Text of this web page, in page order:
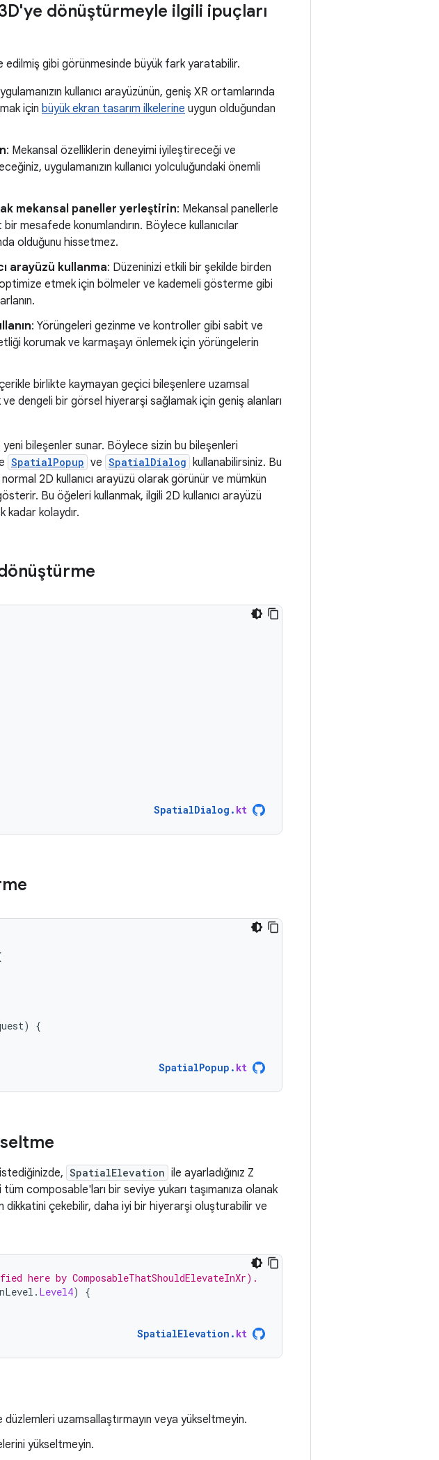
dönüştürmeyle ilgili ipuçları
edilmiş gibi görünmesinde büyük fark yaratabilir.
kullanıcı arayüzünün, geniş XR ortamlarında
için büyük ekran tasarım ilkelerine uygun olduğundan
: Mekansal özelliklerin deneyimi iyileştireceği ve
uygulamanızın kullanıcı yolculuğundaki önemli
mekansal paneller yerleştirin: Mekansal panellerle
mesafede konumlandırın. Böylece kullanıcılar
olduğunu hissetmez.
arayüzü kullanma: Düzeninizi etkili bir şekilde birden
etmek için bölmeler ve kademeli gösterme gibi
: Yörüngeleri gezinme ve kontroller gibi sabit ve
korumak ve karmaşayı önlemek için yörüngelerin
birlikte kaymayan geçici bileşenlere uzamsal
ve dengeli bir görsel hiyerarşi sağlamak için geniş alanları
bileşenler sunar. Böylece sizin bu bileşenleri
SpatialPopup ve SpatialDialog kullanabilirsiniz. Bu
normal 2D kullanıcı arayüzü olarak görünür ve mümkün
Bu öğeleri kullanmak, ilgili 2D kullanıcı arayüzü
kadar kolaydır.
SpatialDialog . kt
)
{
SpatialPopup . kt
SpatialElevation ile ayarladığınız Z
composable'ları bir seviye yukarı taşımanıza olanak
dikkatini çekebilir, daha iyi bir hiyerarşi oluşturabilir ve
here by ComposableThatShouldElevateInXr).
. Level4)
{
SpatialElevation . kt
uzamsallaştırmayın veya yükseltmeyin.
yükseltmeyin.